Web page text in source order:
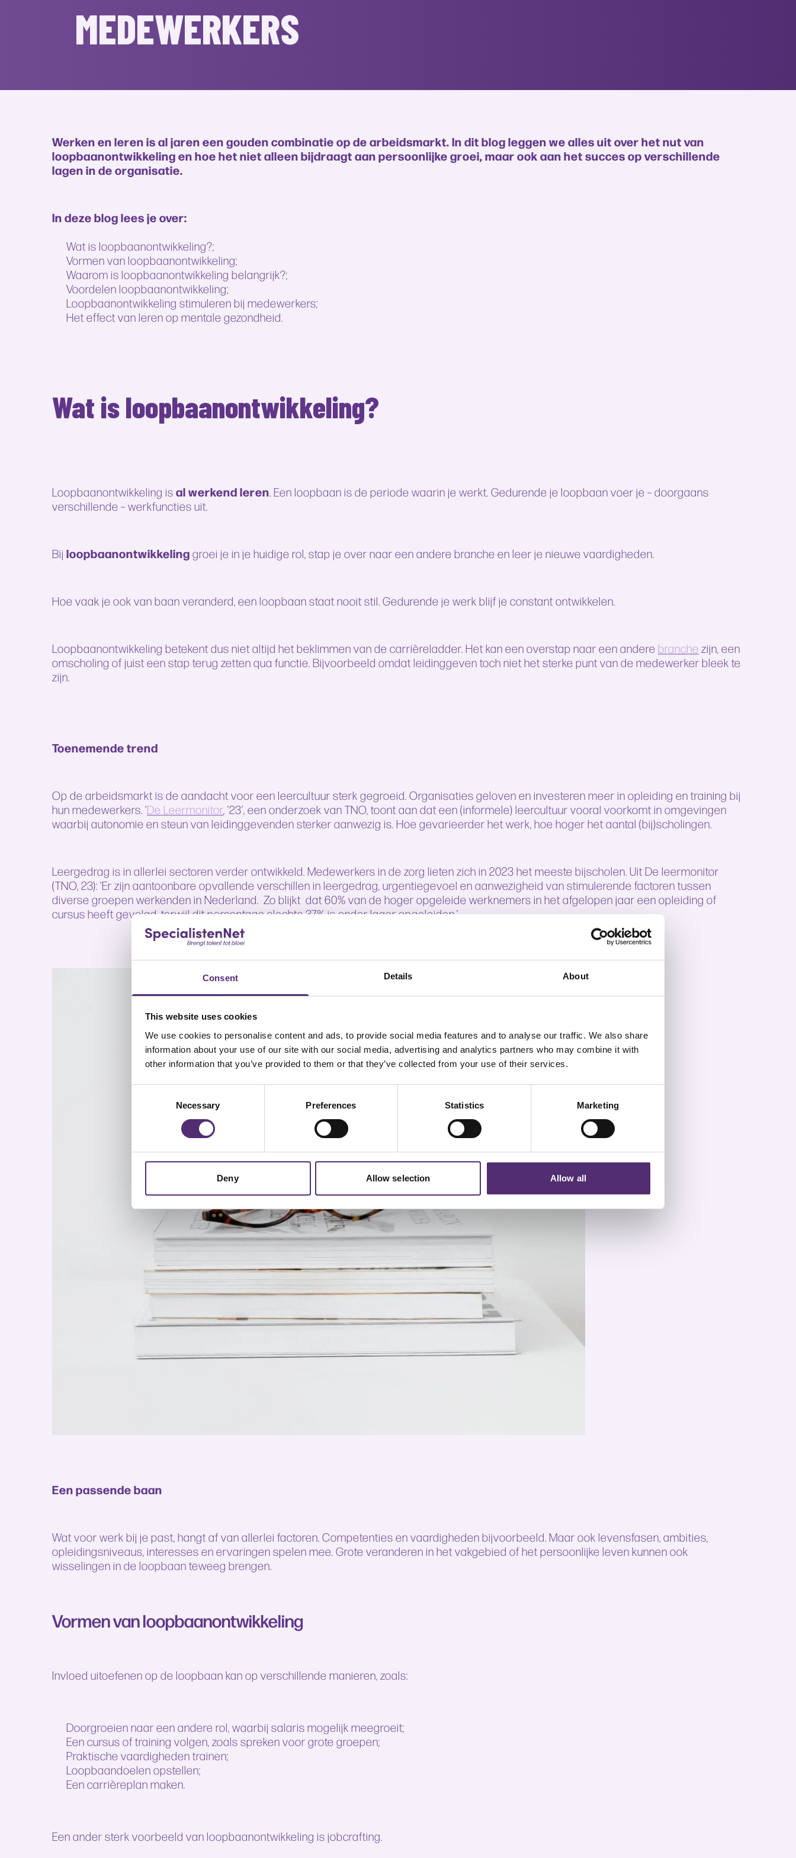
Consent Details About
This website uses cookies
We use cookies to personalise content and ads, to provide social media features and to analyse our traffic. We also share
information about your use of our site with our social media, advertising and analytics partners who may combine it with
other information that you’ve provided to them or that they’ve collected from your use of their services.
Necessary Preferences Statistics Marketing
Deny Allow selection Allow all
MEDEWERKERS
Werken en leren is al jaren een gouden combinatie op de arbeidsmarkt. In dit blog leggen we alles uit over het nut van
loopbaanontwikkeling en hoe het niet alleen bijdraagt aan persoonlijke groei, maar ook aan het succes op verschillende
lagen in de organisatie.
In deze blog lees je over:
Wat is loopbaanontwikkeling?;
Vormen van loopbaanontwikkeling;
Waarom is loopbaanontwikkeling belangrijk?;
Voordelen loopbaanontwikkeling;
Loopbaanontwikkeling stimuleren bij medewerkers;
Het effect van leren op mentale gezondheid.
Wat is loopbaanontwikkeling?
Loopbaanontwikkeling is al werkend leren. Een loopbaan is de periode waarin je werkt. Gedurende je loopbaan voer je – doorgaans
verschillende – werkfuncties uit.
Bij loopbaanontwikkeling groei je in je huidige rol, stap je over naar een andere branche en leer je nieuwe vaardigheden.
Hoe vaak je ook van baan veranderd, een loopbaan staat nooit stil. Gedurende je werk blijf je constant ontwikkelen.
Loopbaanontwikkeling betekent dus niet altijd het beklimmen van de carrièreladder. Het kan een overstap naar een andere branche zijn, een
omscholing of juist een stap terug zetten qua functie. Bijvoorbeeld omdat leidinggeven toch niet het sterke punt van de medewerker bleek te
zijn.
Toenemende trend
Op de arbeidsmarkt is de aandacht voor een leercultuur sterk gegroeid. Organisaties geloven en investeren meer in opleiding en training bij
hun medewerkers. ‘De Leermonitor, ’23’, een onderzoek van TNO, toont aan dat een (informele) leercultuur vooral voorkomt in omgevingen
waarbij autonomie en steun van leidinggevenden sterker aanwezig is. Hoe gevarieerder het werk, hoe hoger het aantal (bij)scholingen.
Leergedrag is in allerlei sectoren verder ontwikkeld. Medewerkers in de zorg lieten zich in 2023 het meeste bijscholen. Uit De leermonitor
(TNO, 23): ‘Er zijn aantoonbare opvallende verschillen in leergedrag, urgentiegevoel en aanwezigheid van stimulerende factoren tussen
diverse groepen werkenden in Nederland. Zo blijkt dat 60% van de hoger opgeleide werknemers in het afgelopen jaar een opleiding of
cursus heeft gevolgd, terwijl dit percentage slechts 37% is onder lager opgeleiden.’
Een passende baan
Wat voor werk bij je past, hangt af van allerlei factoren. Competenties en vaardigheden bijvoorbeeld. Maar ook levensfasen, ambities,
opleidingsniveaus, interesses en ervaringen spelen mee. Grote veranderen in het vakgebied of het persoonlijke leven kunnen ook
wisselingen in de loopbaan teweeg brengen.
Vormen van loopbaanontwikkeling
Invloed uitoefenen op de loopbaan kan op verschillende manieren, zoals:
Doorgroeien naar een andere rol, waarbij salaris mogelijk meegroeit;
Een cursus of training volgen, zoals spreken voor grote groepen;
Praktische vaardigheden trainen;
Loopbaandoelen opstellen;
Een carrièreplan maken.
Een ander sterk voorbeeld van loopbaanontwikkeling is jobcrafting.